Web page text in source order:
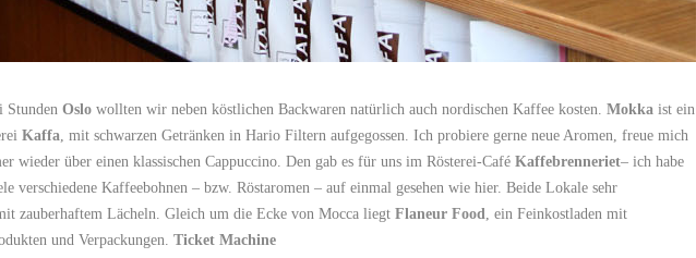
Stunden Oslo wollten wir neben köstlichen Backwaren natürlich auch nordischen Kaffee kosten. Mokka ist ein
Kaffa, mit schwarzen Getränken in Hario Filtern aufgegossen. Ich probiere gerne neue Aromen, freue mich
wieder über einen klassischen Cappuccino. Den gab es für uns im Rösterei-Café Kaffebrenneriet– ich habe
verschiedene Kaffeebohnen – bzw. Röstaromen – auf einmal gesehen wie hier. Beide Lokale sehr
zauberhaftem Lächeln. Gleich um die Ecke von Mocca liegt Flaneur Food, ein Feinkostladen mit
und Verpackungen. Ticket Machine